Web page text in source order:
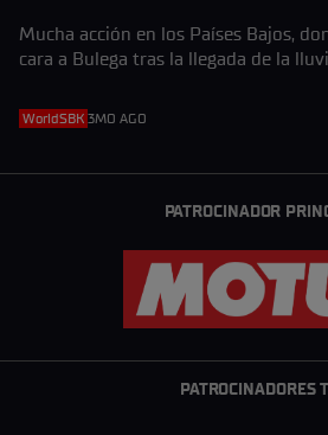
Mucha acción en los Países Bajos,
cara a Bulega tras la llegada de la
WorldSBK 3MO AGO
PATROCINADOR
PATROCINADORES